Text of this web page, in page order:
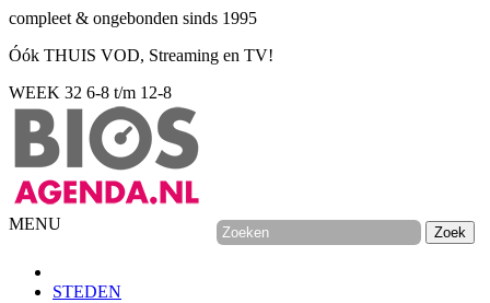
compleet & ongebonden sinds 1995
Óók THUIS VOD, Streaming en TV!
WEEK 32 6-8 t/m 12-8
MENU
STEDEN